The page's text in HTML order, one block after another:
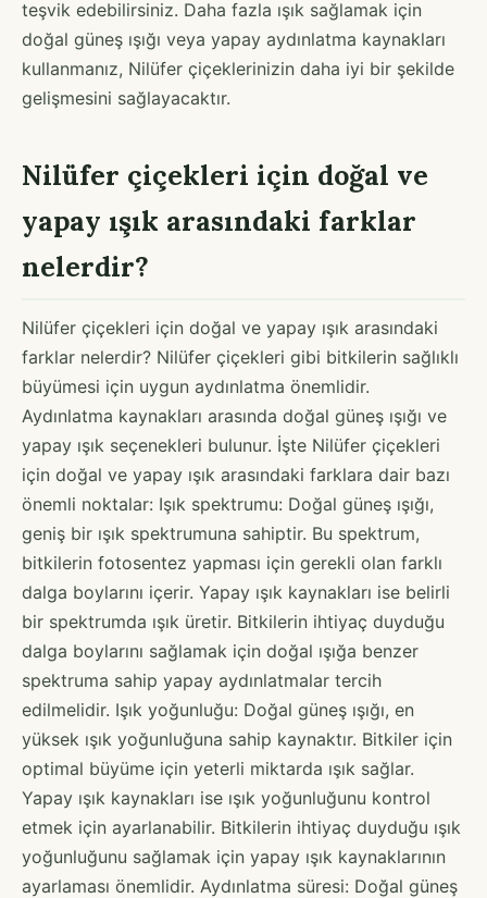
teşvik edebilirsiniz. Daha fazla ışık sağlamak için
doğal güneş ışığı veya yapay aydınlatma kaynakları
kullanmanız, Nilüfer çiçeklerinizin daha iyi bir şekilde
gelişmesini sağlayacaktır.
Nilüfer çiçekleri için doğal ve
yapay ışık arasındaki farklar
nelerdir?
Nilüfer çiçekleri için doğal ve yapay ışık arasındaki
farklar nelerdir? Nilüfer çiçekleri gibi bitkilerin sağlıklı
büyümesi için uygun aydınlatma önemlidir.
Aydınlatma kaynakları arasında doğal güneş ışığı ve
yapay ışık seçenekleri bulunur. İşte Nilüfer çiçekleri
için doğal ve yapay ışık arasındaki farklara dair bazı
önemli noktalar: Işık spektrumu: Doğal güneş ışığı,
geniş bir ışık spektrumuna sahiptir. Bu spektrum,
bitkilerin fotosentez yapması için gerekli olan farklı
dalga boylarını içerir. Yapay ışık kaynakları ise belirli
bir spektrumda ışık üretir. Bitkilerin ihtiyaç duyduğu
dalga boylarını sağlamak için doğal ışığa benzer
spektruma sahip yapay aydınlatmalar tercih
edilmelidir. Işık yoğunluğu: Doğal güneş ışığı, en
yüksek ışık yoğunluğuna sahip kaynaktır. Bitkiler için
optimal büyüme için yeterli miktarda ışık sağlar.
Yapay ışık kaynakları ise ışık yoğunluğunu kontrol
etmek için ayarlanabilir. Bitkilerin ihtiyaç duyduğu ışık
yoğunluğunu sağlamak için yapay ışık kaynaklarının
ayarlaması önemlidir. Aydınlatma süresi: Doğal güneş